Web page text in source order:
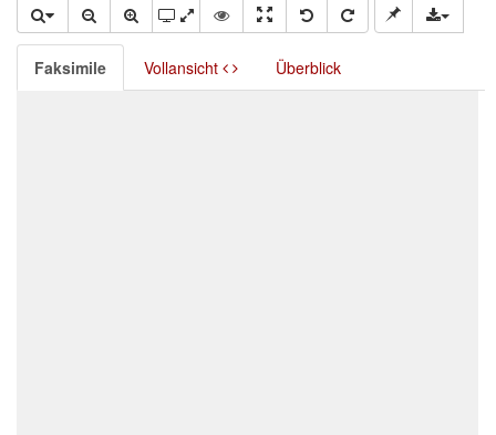
Faksimile Vollansicht Überblick